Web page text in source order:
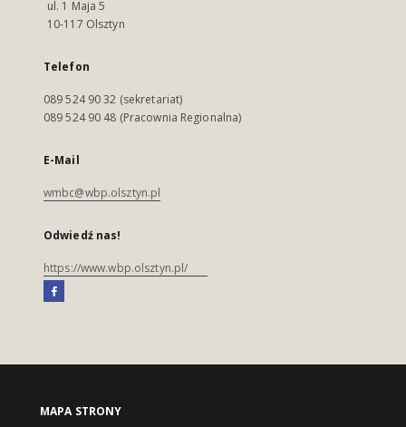
ul. 1 Maja 5
10-117 Olsztyn
Telefon
089 524 90 32 (sekretariat)
089 524 90 48 (Pracownia Regionalna)
E-Mail
wmbc@wbp.olsztyn.pl
Odwiedź nas!
https://www.wbp.olsztyn.pl/
MAPA STRONY